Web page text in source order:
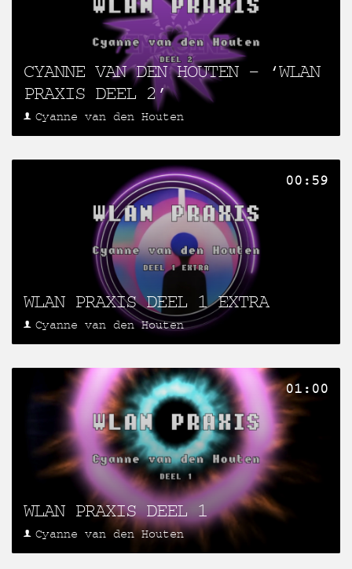
CYANNE VAN DEN HOUTEN – ‘WLAN
PRAXIS DEEL 2’
Cyanne van den Houten
WLAN PRAXIS DEEL 1 EXTRA
Cyanne van den Houten
00:59
WLAN PRAXIS DEEL 1
Cyanne van den Houten
01:00